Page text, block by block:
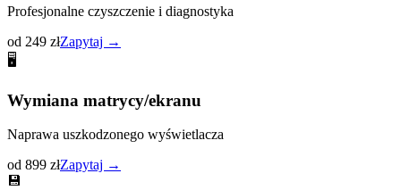
Profesjonalne czyszczenie i diagnostyka
od 249 złZapytaj →
🖥️
Wymiana matrycy/ekranu
Naprawa uszkodzonego wyświetlacza
od 899 złZapytaj →
💾